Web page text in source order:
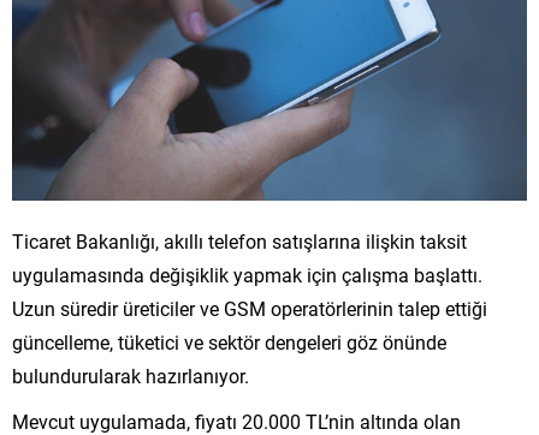
Ticaret Bakanlığı, akıllı telefon satışlarına ilişkin taksit
uygulamasında değişiklik yapmak için çalışma başlattı.
Uzun süredir üreticiler ve GSM operatörlerinin talep ettiği
güncelleme, tüketici ve sektör dengeleri göz önünde
bulundurularak hazırlanıyor.
Mevcut uygulamada, fiyatı 20.000 TL’nin altında olan